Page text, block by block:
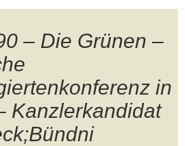
– Die Grünen –
in
Kanzlerkandidat